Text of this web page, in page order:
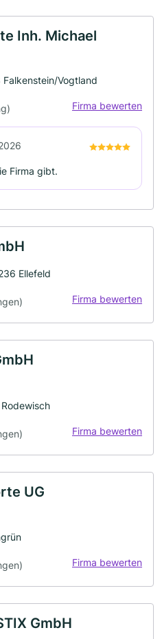
Inh. Michael
Vogtland
Firma bewerten
Firma gibt.
Ellefeld
Firma bewerten
Firma bewerten
UG
Firma bewerten
GmbH